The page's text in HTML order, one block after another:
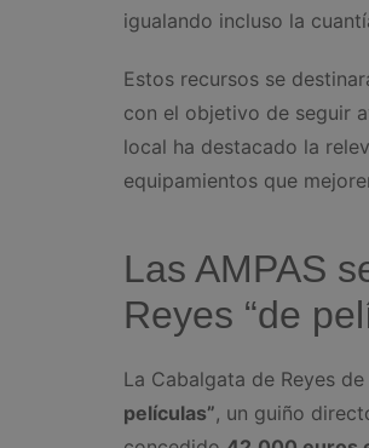
igualando incluso la
Estos recursos se
con el objetivo de seguir
local ha destacado la
equipamientos que
Las AMPAS
Reyes “de
La Cabalgata de Reyes
películas”, un guiño